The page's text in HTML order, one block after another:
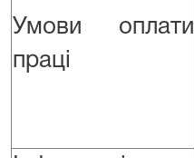
Умови оплати
праці